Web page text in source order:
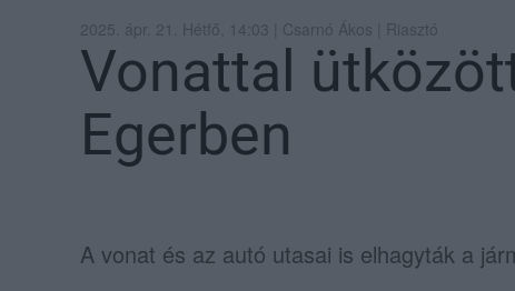
2025. ápr. 21. Hétfő, 14:03 | Csarnó Ákos | Riasztó
Vonattal
Egerben
A vonat és az autó utasai is elhagyták a